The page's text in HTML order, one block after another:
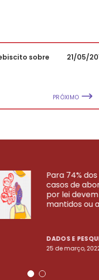
sobre
21/05/
PRÓXIMO
Para 74%
casos de
por lei
mantidos ou
DADOS E
25 de março,
PESQUISAS